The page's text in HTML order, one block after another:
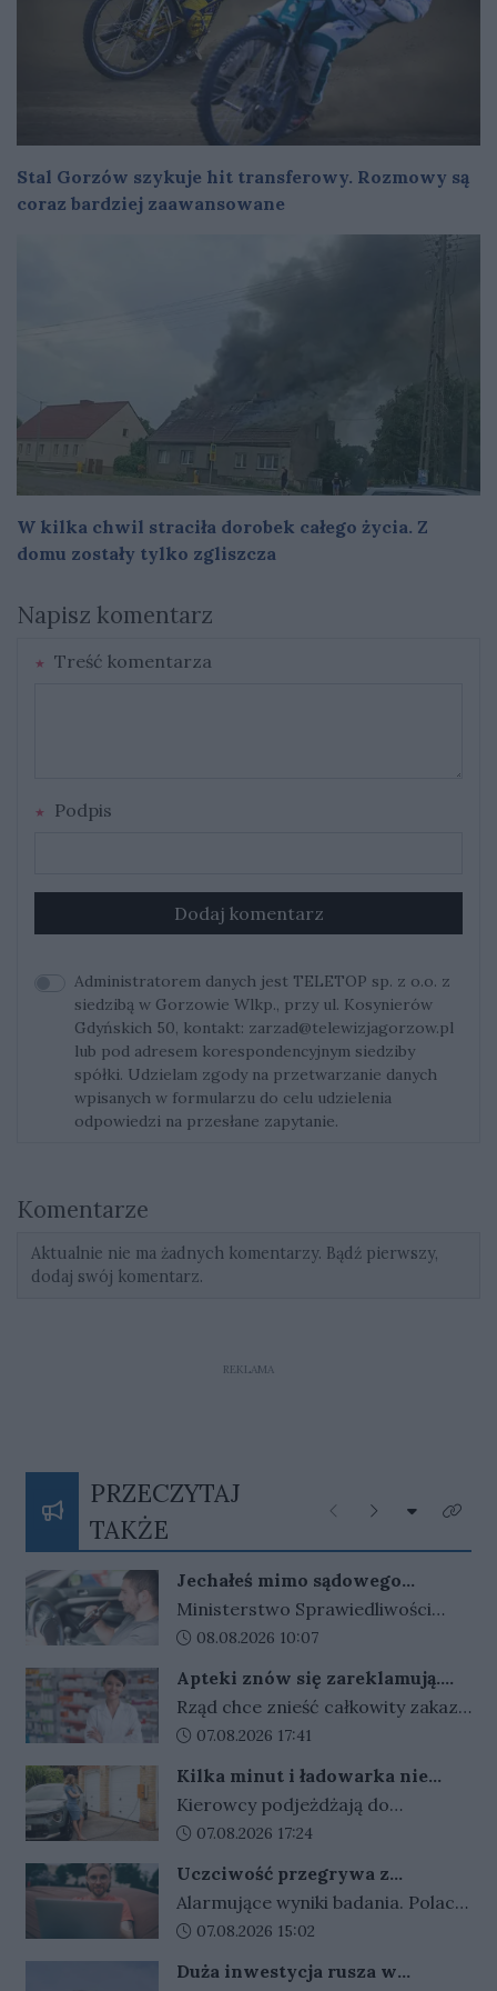
Stal Gorzów szykuje hit transferowy. Rozmowy są
coraz bardziej zaawansowane
W kilka chwil straciła dorobek całego życia. Z
domu zostały tylko zgliszcza
Napisz komentarz
Treść komentarza
Podpis
Dodaj komentarz
Administratorem danych jest TELETOP sp. z o.o. z
siedzibą w Gorzowie Wlkp., przy ul. Kosynierów
Gdyńskich 50, kontakt: zarzad@telewizjagorzow.pl
lub pod adresem korespondencyjnym siedziby
spółki. Udzielam zgody na przetwarzanie danych
wpisanych w formularzu do celu udzielenia
odpowiedzi na przesłane zapytanie.
Komentarze
Aktualnie nie ma żadnych komentarzy. Bądź pierwszy,
dodaj swój komentarz.
REKLAMA
PRZECZYTAJ
TAKŻE
Poprzednie
Następne
Rozwiń
Kliknij
Jechałeś mimo sądowego
zakazu? Koniec z wyrokami w
zawieszeniu. Rząd zaostrza
przepisy dla kierowców
Ministerstwo Sprawiedliwości
szykuje ostre zmiany dla
zakazu prowadzenia auta i
recydywę po alkoholu ma grozić
bezwzględne więzienie.
Data dodania artykułu:
08.08.2026 10:07
Apteki znów się zareklamują.
Ale nie bez ograniczeń
Rząd chce znieść całkowity zakaz
reklamy aptek. Nadal jednak
lojalnościowe, presja zakupowa i
udział dzieci.
Data dodania artykułu:
07.08.2026 17:41
Kilka minut i ładowarka nie
działa. Złodzieje znaleźli sposób
na szybki zarobek kosztem
kierowców
Kierowcy podjeżdżają do
ładowarek i zamiast przewodów
kabli stają się plagą, a straty
operatorów sięgają dziesiątek
tysięcy złotych.
Data dodania artykułu:
07.08.2026 17:24
Uczciwość przegrywa z
pieniędzmi. Tak tłumaczymy
finansowe przekręty
Alarmujące wyniki badania. Polacy
coraz częściej przymykają oko na
zadłużeni najłatwiej
Data dodania artykułu:
07.08.2026 15:02
Duża inwestycja rusza w